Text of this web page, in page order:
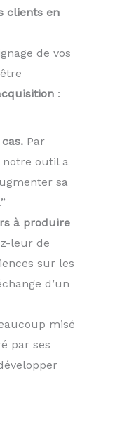
clients en
de vos
:
Par
notre outil a
sa
à produire
leur de
sur les
d’un
misé
par ses